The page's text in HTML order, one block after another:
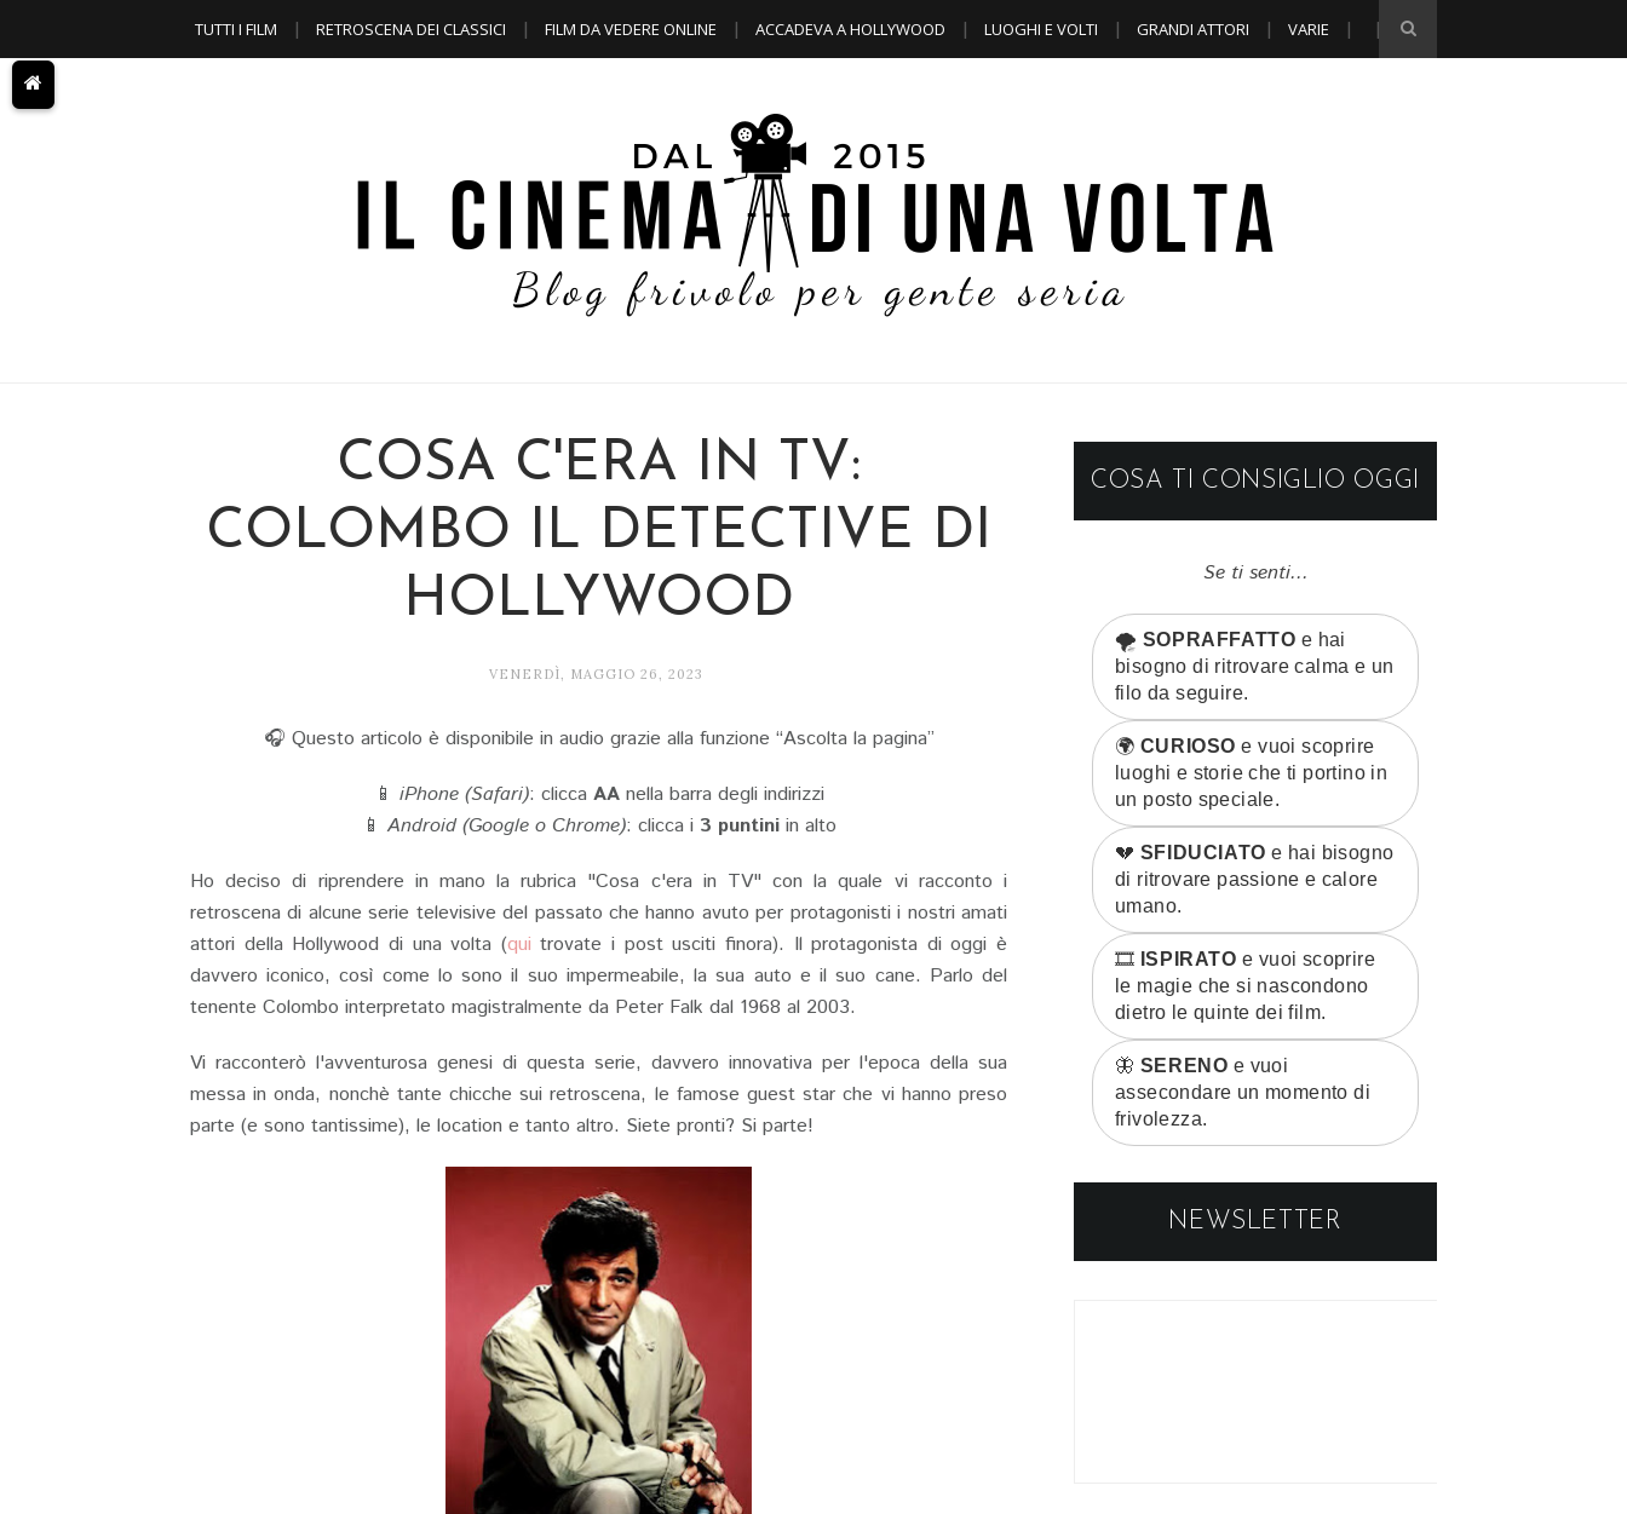
TUTTI I FILM RETROSCENA DEI CLASSICI FILM DA VEDERE ONLINE ACCADEVA A HOLLYWOOD LUOGHI E VOLTI GRANDI ATTORI VARIE
COSA C'ERA IN TV:
COLOMBO IL DETECTIVE DI
HOLLYWOOD
VENERDÌ, MAGGIO 26, 2023
🎧 Questo articolo è disponibile in audio grazie alla funzione “Ascolta la pagina”
📱 iPhone (Safari): clicca AAnella barra degli indirizzi
📱 Android (Google o Chrome): clicca i 3 puntiniin alto
Ho deciso di riprendere in mano la rubrica "Cosa c'era in TV" con la quale vi racconto i
retroscena di alcune serie televisive del passato che hanno avuto per protagonisti i nostri amati
attori della Hollywood di una volta (quitrovate i post usciti finora). Il protagonista di oggi è
davvero iconico, così come lo sono il suo impermeabile, la sua auto e il suo cane. Parlo del
tenente Colombo interpretato magistralmente da Peter Falk dal 1968 al 2003.
Vi racconterò l'avventurosa genesi di questa serie, davvero innovativa per l'epoca della sua
messa in onda, nonchè tante chicche sui retroscena, le famose guest star che vi hanno preso
parte (e sono tantissime), le location e tanto altro. Siete pronti? Si parte!
COSA TI CONSIGLIO OGGI
Se ti senti...
🌪️ SOPRAFFATTO e hai
bisogno di ritrovare calma e un
filo da seguire.
🌍 CURIOSO e vuoi scoprire
luoghi e storie che ti portino in
un posto speciale.
💔 SFIDUCIATO e hai bisogno
di ritrovare passione e calore
umano.
🎞️ ISPIRATO e vuoi scoprire
le magie che si nascondono
dietro le quinte dei film.
🦋 SERENO e vuoi
assecondare un momento di
frivolezza.
NEWSLETTER